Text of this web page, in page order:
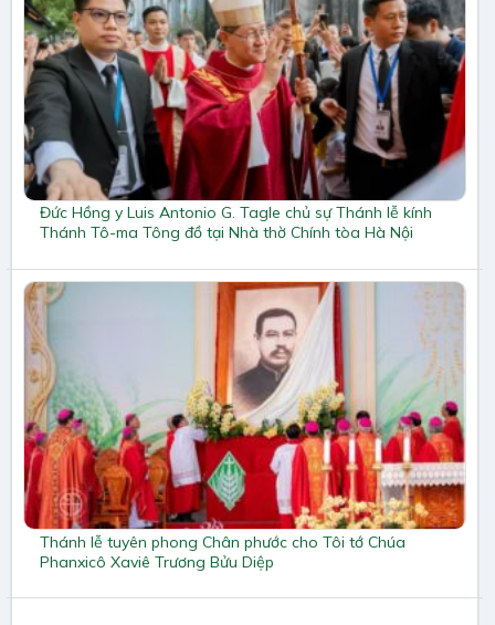
Đức Hồng y Luis Antonio G. Tagle chủ sự Thánh lễ kính
Thánh Tô-ma Tông đồ tại Nhà thờ Chính tòa Hà Nội
Thánh lễ tuyên phong Chân phước cho Tôi tớ Chúa
Phanxicô Xaviê Trương Bửu Diệp